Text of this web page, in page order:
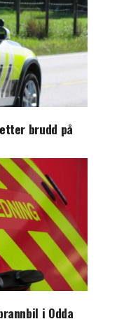
brudd på
i Odda